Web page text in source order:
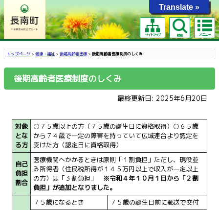
サイトマップ 検索 メニュー
トップページ > 健康・福祉 > 後期高齢者医療 > 後期高齢者医療制度のしくみ
後期高齢者医療制度のしくみ
最終更新日: 2025年6月20日
対象
とな
る方
○７５歳以上の方（７５歳の誕生日に資格取得）○６５歳
から７４歳で一定の障害を持っていて広域連合より認定を
受けた方（認定日に資格取得）
自己
負担
割合
医療機関へかかるときは原則「１割負担」ただし、現役並
み所得者（住民税所得が１４５万円以上で収入が一定以上
の方）は「３割負担」
※令和４年１０月１日から「２割
負担」が追加となりました。
７５歳になるとき ７５歳の誕生日前に郵送で交付
Translate »